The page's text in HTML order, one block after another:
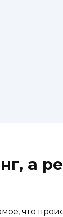
а
что